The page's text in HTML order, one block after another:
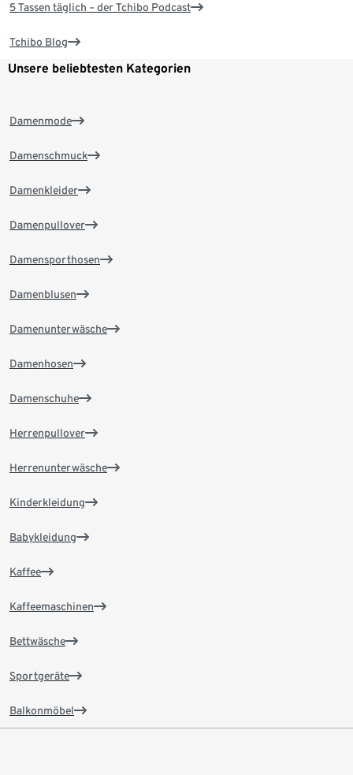
5 Tassen täglich – der Tchibo Podcast
Tchibo Blog
Unsere beliebtesten Kategorien
Damenmode
Damenschmuck
Damenkleider
Damenpullover
Damensporthosen
Damenblusen
Damenunterwäsche
Damenhosen
Damenschuhe
Herrenpullover
Herrenunterwäsche
Kinderkleidung
Babykleidung
Kaffee
Kaffeemaschinen
Bettwäsche
Sportgeräte
Balkonmöbel